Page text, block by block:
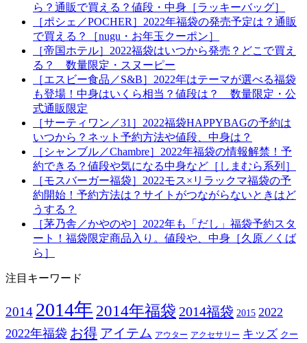
ら？通販で買える？値段・中身［ラッキーバッグ］
［ポシェ／POCHER］2022年福袋の発売予定は？通販
で買える？［nugu・お年玉クーポン］
［帝国ホテル］2022福袋はいつから発売？どこで買え
る？ 数量限定・スヌーピー
［エスビー食品／S&B］2022年はテーマが選べる福袋
も登場！中身はいくら相当？値段は？ 数量限定・公
式通販限定
［サーティワン／31］2022福袋HAPPYBAGの予約は
いつから？ネット予約方法や値段、中身は？
［シャンブル／Chambre］2022年福袋の情報解禁！予
約できる？値段や気になる中身など［しまむら系列］
［モスバーガー福袋］2022モス×リラックマ福袋の予
約開始！予約方法は？サイトがつながらないときはど
うする？
［茅乃舎／かやのや］2022年も「だし」福袋予約スタ
ート！福袋限定商品入り。値段や、中身［久原／くば
ら］
注目キーワード
2014 2014年 2014年福袋 2014福袋 2015 2022
2022年福袋 お得 アイテム アウター アクセサリー キッズ クー